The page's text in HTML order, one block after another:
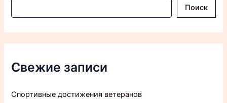
Поиск
Свежие записи
Спортивные достижения ветеранов